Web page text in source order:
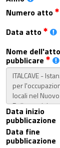
Numero atto
Data atto
Nome
pubblicare
Data inizio
pubblicazione
Data fine
pubblicazione